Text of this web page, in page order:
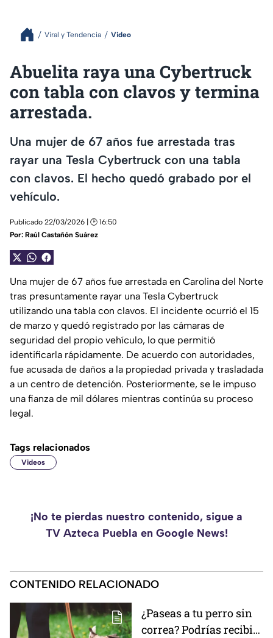
Viral y Tendencia Video
Abuelita raya una Cybertruck
con tabla con clavos y termina
arrestada.
Una mujer de 67 años fue arrestada tras
rayar una Tesla Cybertruck con una tabla
con clavos. El hecho quedó grabado por el
vehículo.
Publicado 22/03/2026 | 🕑 16:50
Por: Raúl Castañón Suárez
Una mujer de 67 años fue arrestada en Carolina del Norte
tras presuntamente rayar una Tesla Cybertruck
utilizando una tabla con clavos. El incidente ocurrió el 15
de marzo y quedó registrado por las cámaras de
seguridad del propio vehículo, lo que permitió
identificarla rápidamente. De acuerdo con autoridades,
fue acusada de daños a la propiedad privada y trasladada
a un centro de detención. Posteriormente, se le impuso
una fianza de mil dólares mientras continúa su proceso
legal.
Tags relacionados
Videos
¡No te pierdas nuestro contenido, sigue a
TV Azteca Puebla en Google News!
CONTENIDO RELACIONADO
¿Paseas a tu perro sin
correa? Podrías recibir